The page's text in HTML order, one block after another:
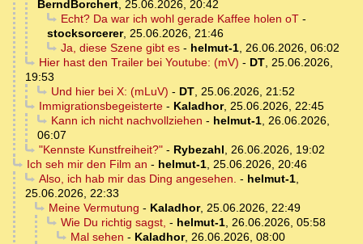
BerndBorchert, 25.06.2026, 20:42
Echt? Da war ich wohl gerade Kaffee holen oT-
stocksorcerer, 25.06.2026, 21:46
Ja, diese Szene gibt es- helmut-1, 26.06.2026, 06:02
Hier hast den Trailer bei Youtube: (mV) - DT, 25.06.2026,
19:53
Und hier bei X: (mLuV) - DT, 25.06.2026, 21:52
Immigrationsbegeisterte- Kaladhor, 25.06.2026, 22:45
Kann ich nicht nachvollziehen - helmut-1, 26.06.2026,
06:07
"Kennste Kunstfreiheit?"- Rybezahl, 26.06.2026, 19:02
Ich seh mir den Film an - helmut-1, 25.06.2026, 20:46
Also, ich hab mir das Ding angesehen. - helmut-1,
25.06.2026, 22:33
Meine Vermutung - Kaladhor, 25.06.2026, 22:49
Wie Du richtig sagst, - helmut-1, 26.06.2026, 05:58
Mal sehen - Kaladhor, 26.06.2026, 08:00